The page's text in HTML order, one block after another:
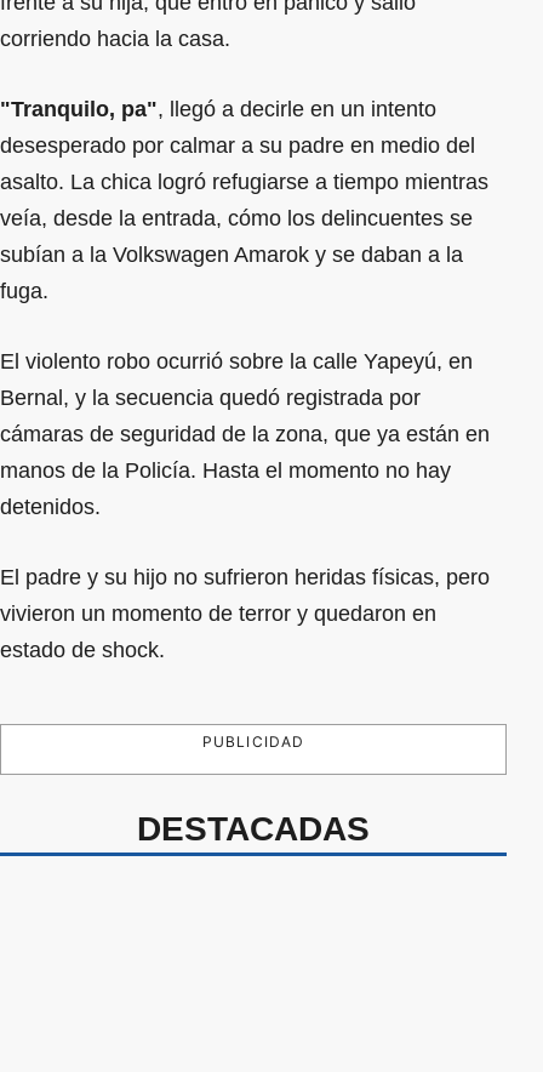
corriendo hacia la casa.
"Tranquilo, pa", llegó a decirle en un intento
desesperado por calmar a su padre en medio del
asalto. La chica logró refugiarse a tiempo mientras
veía, desde la entrada, cómo los delincuentes se
subían a la Volkswagen Amarok y se daban a la
fuga.
El violento robo ocurrió sobre la calle Yapeyú, en
Bernal, y la secuencia quedó registrada por
cámaras de seguridad de la zona, que ya están en
manos de la Policía. Hasta el momento no hay
detenidos.
El padre y su hijo no sufrieron heridas físicas, pero
vivieron un momento de terror y quedaron en
estado de shock.
PUBLICIDAD
DESTACADAS